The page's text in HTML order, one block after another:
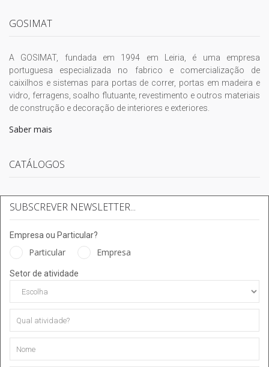
GOSIMAT
A GOSIMAT, fundada em 1994 em Leiria, é uma empresa
portuguesa especializada no fabrico e comercialização de
caixilhos e sistemas para portas de correr, portas em madeira e
vidro, ferragens, soalho flutuante, revestimento e outros materiais
de construção e decoração de interiores e exteriores.
Saber mais
CATÁLOGOS
SUBSCREVER NEWSLETTER...
Empresa ou Particular?
Particular Empresa
Setor de atividade